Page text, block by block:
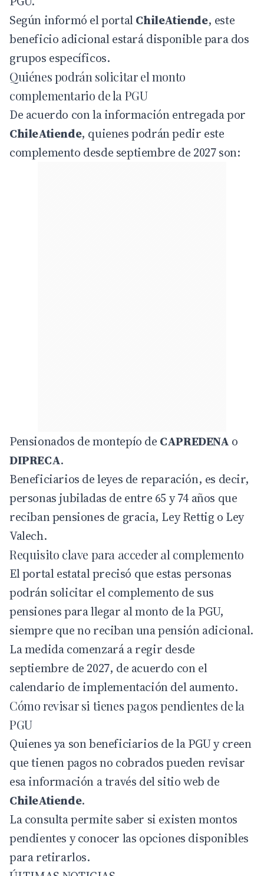
Según informó el portalChileAtiende, este
beneficio adicional estará disponible para dos
grupos específicos.
Quiénes podrán solicitar el monto
complementario de la PGU
De acuerdo con la información entregada por
ChileAtiende, quienes podrán pedir este
complemento desde septiembre de 2027 son:
Pensionados de montepío de CAPREDENA o
DIPRECA.
Beneficiarios de leyes de reparación, es decir,
personas jubiladas de entre 65 y 74 años que
reciban pensiones de gracia, Ley Rettig o Ley
Valech.
Requisito clave para acceder al complemento
El portal estatal precisó que estas personas
podrán solicitar el complemento de sus
pensiones para llegar al monto de la PGU,
siempre que no reciban una pensión adicional.
La medida comenzará a regir desde
septiembre de 2027, de acuerdo con el
calendario de implementación del aumento.
Cómo revisar si tienes pagos pendientes de la
PGU
Quienes ya son beneficiarios de la PGU y creen
que tienen pagos no cobrados pueden revisar
esa información a través del sitio web de
ChileAtiende.
La consulta permite saber si existen montos
pendientes y conocer las opciones disponibles
para retirarlos.